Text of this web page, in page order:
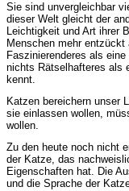
Sie sind unvergleichbar
dieser Welt gleicht der
Leichtigkeit und Art ihrer
Menschen mehr
Faszinierenderes als
nichts Rätselhafteres als
kennt.
Katzen bereichern unser
sie einlassen wollen,
wollen.
Zu den heute noch nicht
der Katze, das
Eigenschaften hat. Die
und die Sprache der